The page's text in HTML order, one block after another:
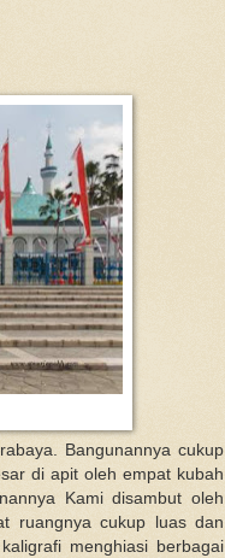
Bangunannya cukup
di apit oleh empat kubah
Kami disambut oleh
ruangnya cukup luas dan
menghiasi berbagai